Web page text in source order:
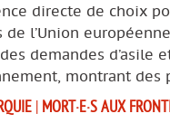
directe de choix
de l’Union
des demandes
montrant des
| MORT·E·S AUX